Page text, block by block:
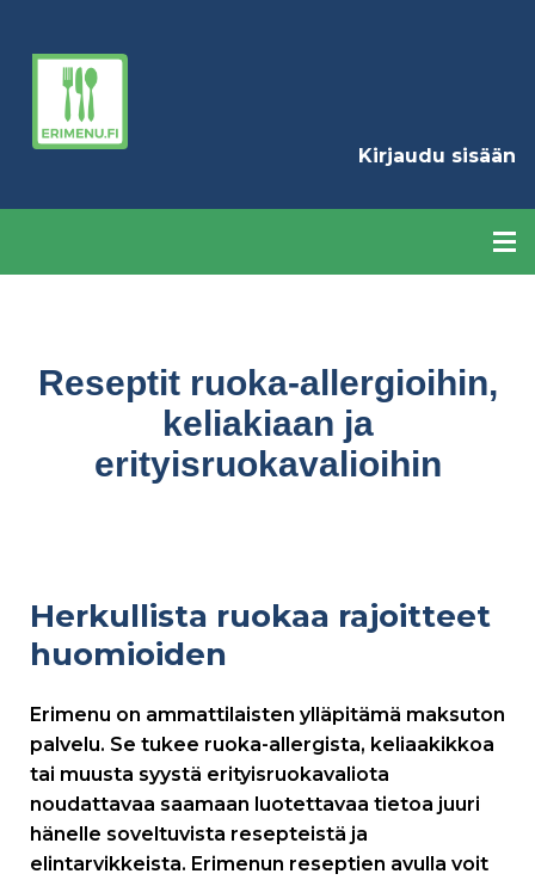
Kirjaudu sisään
Reseptit ruoka-allergioihin,
keliakiaan ja
erityisruokavalioihin
Herkullista ruokaa rajoitteet
huomioiden
Erimenu on ammattilaisten ylläpitämä maksuton
palvelu. Se tukee ruoka-allergista, keliaakikkoa
tai muusta syystä erityisruokavaliota
noudattavaa saamaan luotettavaa tietoa juuri
hänelle soveltuvista resepteistä ja
elintarvikkeista. Erimenun reseptien avulla voit